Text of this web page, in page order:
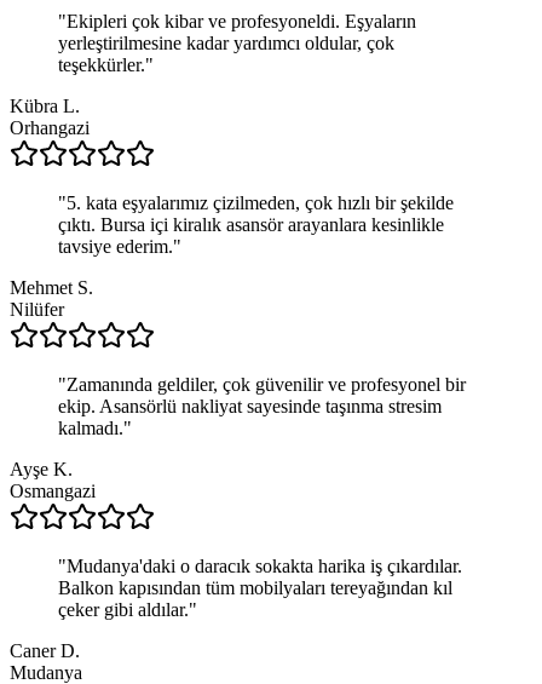
"Ekipleri çok kibar ve profesyoneldi. Eşyaların
yerleştirilmesine kadar yardımcı oldular, çok
teşekkürler."
Kübra L.
Orhangazi
"5. kata eşyalarımız çizilmeden, çok hızlı bir şekilde
çıktı. Bursa içi kiralık asansör arayanlara kesinlikle
tavsiye ederim."
Mehmet S.
Nilüfer
"Zamanında geldiler, çok güvenilir ve profesyonel bir
ekip. Asansörlü nakliyat sayesinde taşınma stresim
kalmadı."
Ayşe K.
Osmangazi
"Mudanya'daki o daracık sokakta harika iş çıkardılar.
Balkon kapısından tüm mobilyaları tereyağından kıl
çeker gibi aldılar."
Caner D.
Mudanya